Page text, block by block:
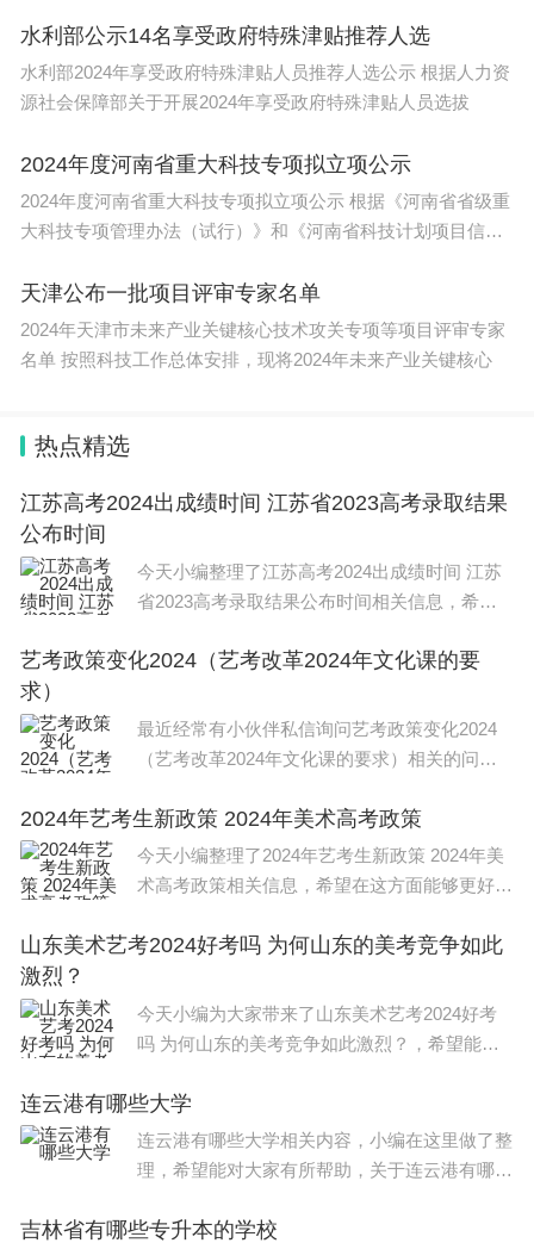
水利部公示14名享受政府特殊津贴推荐人选
水利部2024年享受政府特殊津贴人员推荐人选公示 根据人力资
源社会保障部关于开展2024年享受政府特殊津贴人员选拔
2024年度河南省重大科技专项拟立项公示
2024年度河南省重大科技专项拟立项公示 根据《河南省省级重
大科技专项管理办法（试行）》和《河南省科技计划项目信息
天津公布一批项目评审专家名单
2024年天津市未来产业关键核心技术攻关专项等项目评审专家
名单 按照科技工作总体安排，现将2024年未来产业关键核心
热点精选
江苏高考2024出成绩时间 江苏省2023高考录取结果
公布时间
今天小编整理了江苏高考2024出成绩时间 江苏
省2023高考录取结果公布时间相关信息，希望
考录取结果公布时间因类别和批次不同而不同。
艺考政策变化2024（艺考改革2024年文化课的要
求）
最近经常有小伙伴私信询问艺考政策变化2024
（艺考改革2024年文化课的要求）相关的问
家有所帮助。 艺考政策变化2024如下： 1、本
科艺术类专业点增加。
2024年艺考生新政策 2024年美术高考政策
今天小编整理了2024年艺考生新政策 2024年美
术高考政策相关信息，希望在这方面能够更好帮
加强、校考诚少 1.严格控制校考范围和规模
山东美术艺考2024好考吗 为何山东的美考竞争如此
激烈？
今天小编为大家带来了山东美术艺考2024好考
吗 为何山东的美考竞争如此激烈？，希望能帮
艺考最新政策如下： 除经教育部批准的部分独
立设置本科艺术院
连云港有哪些大学
连云港有哪些大学相关内容，小编在这里做了整
理，希望能对大家有所帮助，关于连云港有哪些
1、东海县晶都双语学校，东海晶都双语学校是
吉林省有哪些专升本的学校